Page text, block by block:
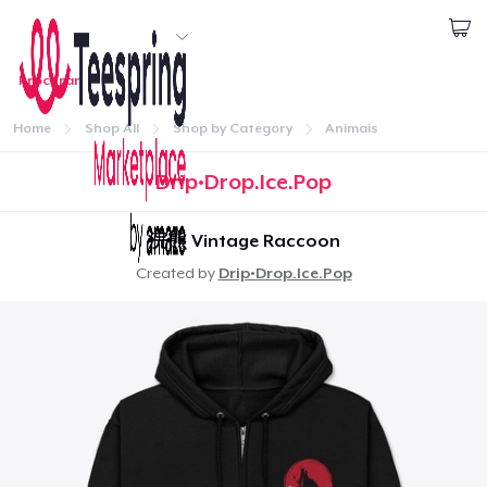
Comece a Criar
Login
Rastreie o seu pedido
Crie e venda
Procurar
Home Shop All Shop by Category Animais
Drip•Drop.Ice.Pop
浣熊 Vintage Raccoon
Created by Drip•Drop.Ice.Pop
1artigo adicionado ao
Seguir para a Finalização da Compra
Continuar Comprando
Unisex Full Zip Hoodie
US$ 42,99
Unisex Classic Pullover Hoodie
US$ 31,99